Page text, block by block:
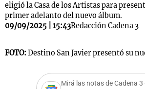
eligió la Casa de los Artistas para
primer adelanto del nuevo álbum.
09/09/2025 | 15:43Redacción Cadena 3
FOTO: Destino San Javier presentó su
Mirá las notas de Cadena 3